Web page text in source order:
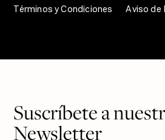
Términos y Condiciones
Aviso de
Suscríbete a
Newsletter